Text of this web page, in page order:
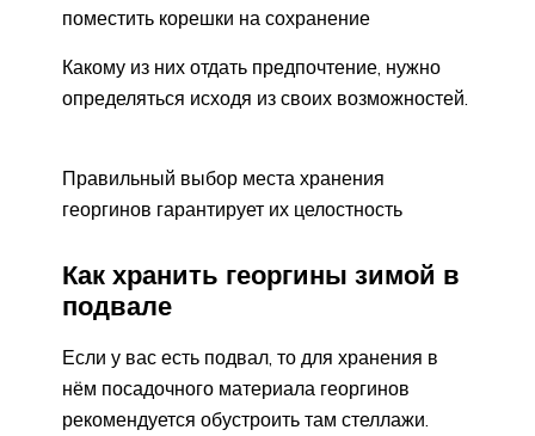
поместить корешки на сохранение
Какому из них отдать предпочтение, нужно
определяться исходя из своих возможностей.
Правильный выбор места хранения
георгинов гарантирует их целостность
Как хранить георгины зимой в
подвале
Если у вас есть подвал, то для хранения в
нём посадочного материала георгинов
рекомендуется обустроить там стеллажи.